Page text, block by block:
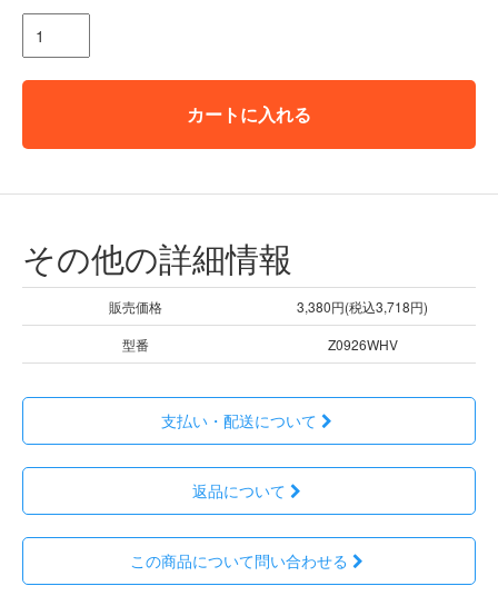
カートに入れる
その他の詳細情報
販売価格
3,380円(税込3,718円)
型番
Z0926WHV
支払い・配送について
返品について
この商品について問い合わせる